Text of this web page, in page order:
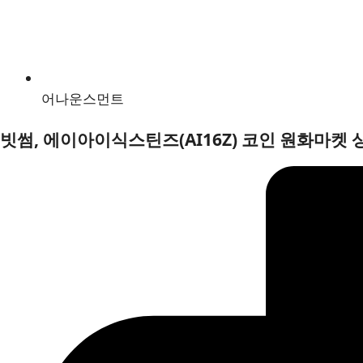
어나운스먼트
빗썸, 에이아이식스틴즈(AI16Z) 코인 원화마켓